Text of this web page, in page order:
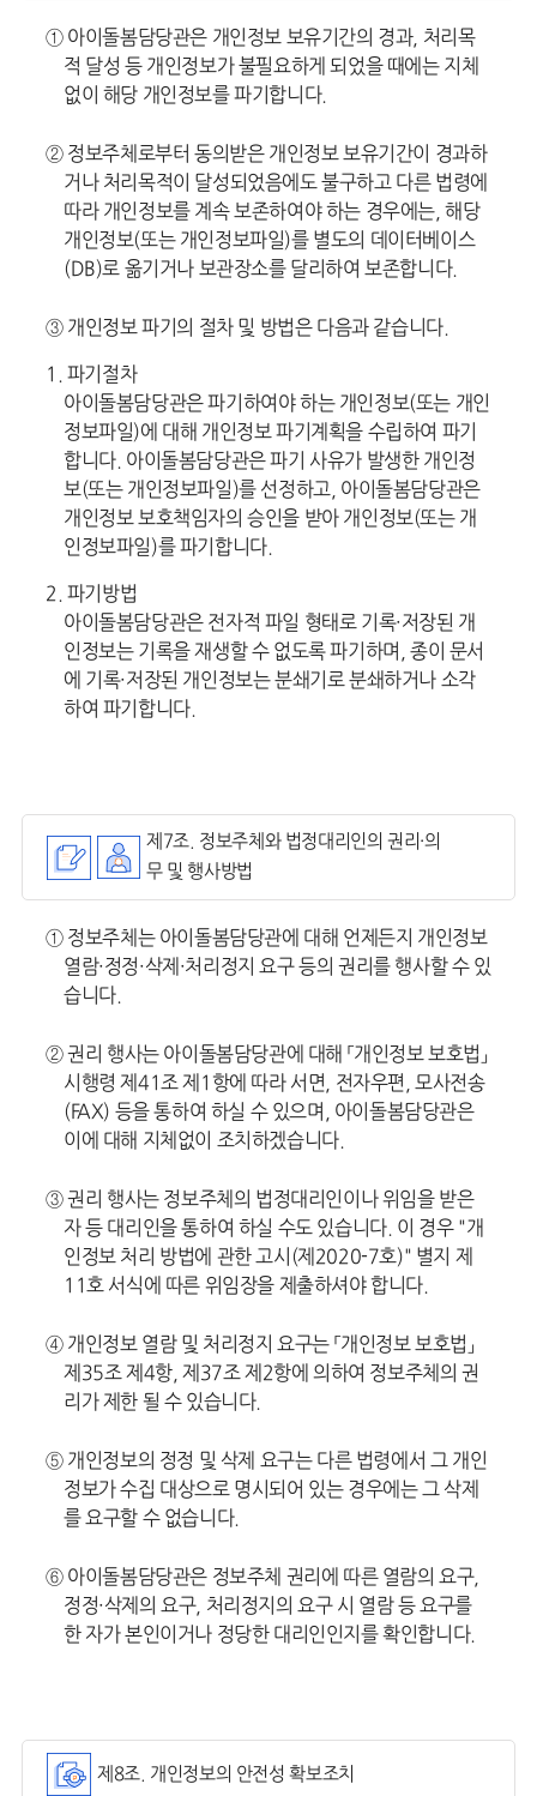
① 아이돌봄담당관은 개인정보 보유기간의 경과, 처리목
적 달성 등 개인정보가 불필요하게 되었을 때에는 지체
없이 해당 개인정보를 파기합니다.
② 정보주체로부터 동의받은 개인정보 보유기간이 경과하
거나 처리목적이 달성되었음에도 불구하고 다른 법령에
따라 개인정보를 계속 보존하여야 하는 경우에는, 해당
개인정보(또는 개인정보파일)를 별도의 데이터베이스
(DB)로 옮기거나 보관장소를 달리하여 보존합니다.
③ 개인정보 파기의 절차 및 방법은 다음과 같습니다.
1. 파기절차
아이돌봄담당관은 파기하여야 하는 개인정보(또는 개인
정보파일)에 대해 개인정보 파기계획을 수립하여 파기
합니다. 아이돌봄담당관은 파기 사유가 발생한 개인정
보(또는 개인정보파일)를 선정하고, 아이돌봄담당관은
개인정보 보호책임자의 승인을 받아 개인정보(또는 개
인정보파일)를 파기합니다.
2. 파기방법
아이돌봄담당관은 전자적 파일 형태로 기록·저장된 개
인정보는 기록을 재생할 수 없도록 파기하며, 종이 문서
에 기록·저장된 개인정보는 분쇄기로 분쇄하거나 소각
하여 파기합니다.
제7조. 정보주체와 법정대리인의 권리·의
무 및 행사방법
① 정보주체는 아이돌봄담당관에 대해 언제든지 개인정보
열람·정정·삭제·처리정지 요구 등의 권리를 행사할 수 있
습니다.
② 권리 행사는 아이돌봄담당관에 대해 「개인정보 보호법」
시행령 제41조 제1항에 따라 서면, 전자우편, 모사전송
(FAX) 등을 통하여 하실 수 있으며, 아이돌봄담당관은
이에 대해 지체없이 조치하겠습니다.
③ 권리 행사는 정보주체의 법정대리인이나 위임을 받은
자 등 대리인을 통하여 하실 수도 있습니다. 이 경우 "개
인정보 처리 방법에 관한 고시(제2020-7호)" 별지 제
11호 서식에 따른 위임장을 제출하셔야 합니다.
④ 개인정보 열람 및 처리정지 요구는 「개인정보 보호법」
제35조 제4항, 제37조 제2항에 의하여 정보주체의 권
리가 제한 될 수 있습니다.
⑤ 개인정보의 정정 및 삭제 요구는 다른 법령에서 그 개인
정보가 수집 대상으로 명시되어 있는 경우에는 그 삭제
를 요구할 수 없습니다.
⑥ 아이돌봄담당관은 정보주체 권리에 따른 열람의 요구,
정정·삭제의 요구, 처리정지의 요구 시 열람 등 요구를
한 자가 본인이거나 정당한 대리인인지를 확인합니다.
제8조. 개인정보의 안전성 확보조치